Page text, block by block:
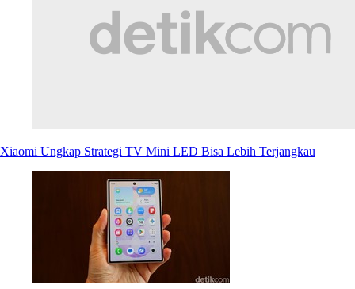
Xiaomi Ungkap Strategi TV Mini LED Bisa Lebih Terjangkau